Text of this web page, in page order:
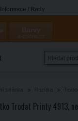
Informace / Rady
Coloris
Trodat Printy 4913,